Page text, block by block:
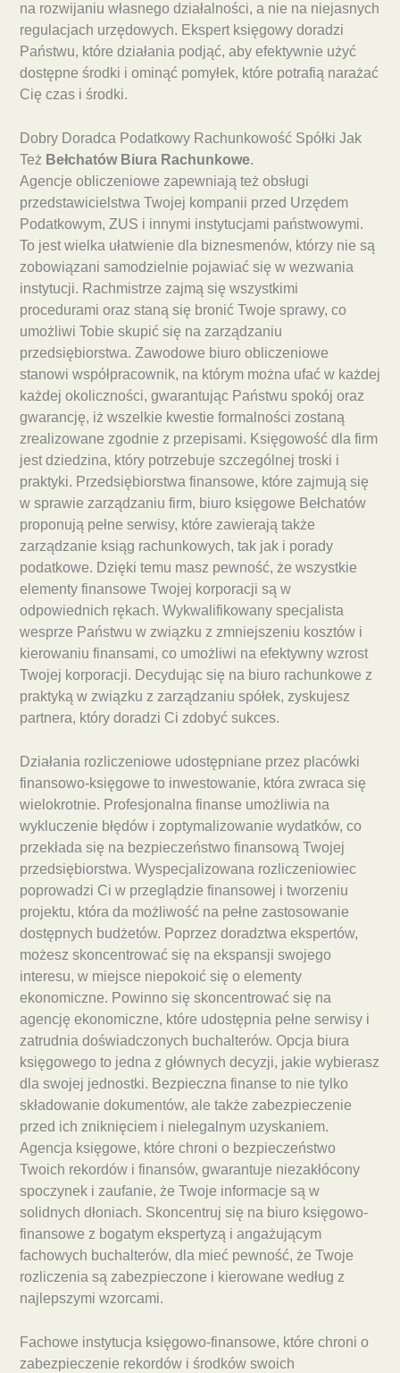
na rozwijaniu własnego działalności, a nie na niejasnych
regulacjach urzędowych. Ekspert księgowy doradzi
Państwu, które działania podjąć, aby efektywnie użyć
dostępne środki i ominąć pomyłek, które potrafią narażać
Cię czas i środki.
Dobry Doradca Podatkowy Rachunkowość Spółki Jak
Też Bełchatów Biura Rachunkowe.
Agencje obliczeniowe zapewniają też obsługi
przedstawicielstwa Twojej kompanii przed Urzędem
Podatkowym, ZUS i innymi instytucjami państwowymi.
To jest wielka ułatwienie dla biznesmenów, którzy nie są
zobowiązani samodzielnie pojawiać się w wezwania
instytucji. Rachmistrze zajmą się wszystkimi
procedurami oraz staną się bronić Twoje sprawy, co
umożliwi Tobie skupić się na zarządzaniu
przedsiębiorstwa. Zawodowe biuro obliczeniowe
stanowi współpracownik, na którym można ufać w każdej
każdej okoliczności, gwarantując Państwu spokój oraz
gwarancję, iż wszelkie kwestie formalności zostaną
zrealizowane zgodnie z przepisami. Księgowość dla firm
jest dziedzina, który potrzebuje szczególnej troski i
praktyki. Przedsiębiorstwa finansowe, które zajmują się
w sprawie zarządzaniu firm, biuro księgowe Bełchatów
proponują pełne serwisy, które zawierają także
zarządzanie ksiąg rachunkowych, tak jak i porady
podatkowe. Dzięki temu masz pewność, że wszystkie
elementy finansowe Twojej korporacji są w
odpowiednich rękach. Wykwalifikowany specjalista
wesprze Państwu w związku z zmniejszeniu kosztów i
kierowaniu finansami, co umożliwi na efektywny wzrost
Twojej korporacji. Decydując się na biuro rachunkowe z
praktyką w związku z zarządzaniu spółek, zyskujesz
partnera, który doradzi Ci zdobyć sukces.
Działania rozliczeniowe udostępniane przez placówki
finansowo-księgowe to inwestowanie, która zwraca się
wielokrotnie. Profesjonalna finanse umożliwia na
wykluczenie błędów i zoptymalizowanie wydatków, co
przekłada się na bezpieczeństwo finansową Twojej
przedsiębiorstwa. Wyspecjalizowana rozliczeniowiec
poprowadzi Ci w przeglądzie finansowej i tworzeniu
projektu, która da możliwość na pełne zastosowanie
dostępnych budżetów. Poprzez doradztwa ekspertów,
możesz skoncentrować się na ekspansji swojego
interesu, w miejsce niepokoić się o elementy
ekonomiczne. Powinno się skoncentrować się na
agencję ekonomiczne, które udostępnia pełne serwisy i
zatrudnia doświadczonych buchalterów. Opcja biura
księgowego to jedna z głównych decyzji, jakie wybierasz
dla swojej jednostki. Bezpieczna finanse to nie tylko
składowanie dokumentów, ale także zabezpieczenie
przed ich zniknięciem i nielegalnym uzyskaniem.
Agencja księgowe, które chroni o bezpieczeństwo
Twoich rekordów i finansów, gwarantuje niezakłócony
spoczynek i zaufanie, że Twoje informacje są w
solidnych dłoniach. Skoncentruj się na biuro księgowo-
finansowe z bogatym ekspertyzą i angażującym
fachowych buchalterów, dla mieć pewność, że Twoje
rozliczenia są zabezpieczone i kierowane według z
najlepszymi wzorcami.
Fachowe instytucja księgowo-finansowe, które chroni o
zabezpieczenie rekordów i środków swoich